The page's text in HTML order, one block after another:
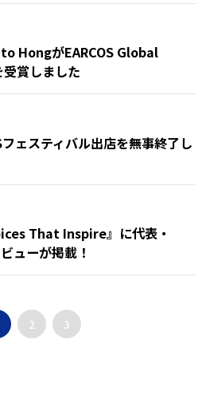
HongがEARCOS Global
賞しました
フェスティバル出店を無事終了し
That Inspire』に代表・
ューが掲載！
2 3